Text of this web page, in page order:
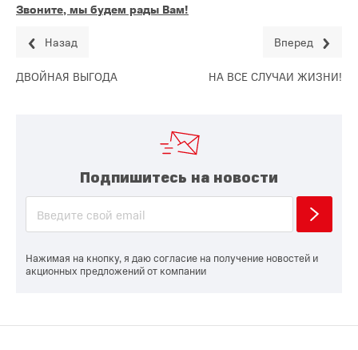
Звоните, мы будем рады Вам!
Назад
ДВОЙНАЯ ВЫГОДА
Вперед
НА ВСЕ СЛУЧАИ ЖИЗНИ!
Подпишитесь на новости
Нажимая на кнопку, я даю согласие на получение новостей и
акционных предложений от компании